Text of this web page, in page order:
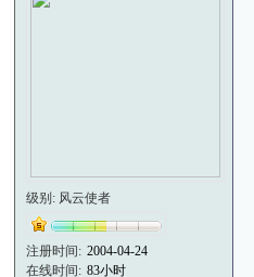
级别: 风云使者
注册时间: 2004-04-24
在线时间: 83小时